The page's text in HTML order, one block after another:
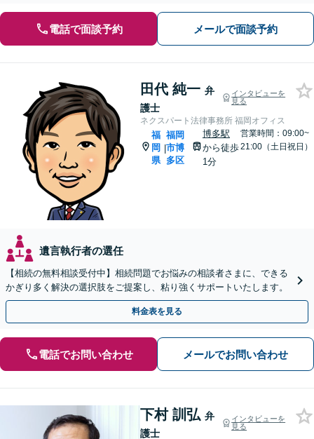
電話で面談予約 メールで面談予約
田代 純一 弁
護士
インタビューを
見る
ネクスパート法律事務所 福岡オフィス
福
岡
県
|
福岡
市博
多区
博多駅
から徒歩
1分
営業時間：09:00~
21:00（土日祝日）
遺言執行者の選任
【相続の無料相談受付中】相続問題でお悩みの相談者さまに、できる
かぎり多く解決の選択肢をご提案し、粘り強くサポートいたします。
料金表を見る
電話でお問い合わせ メールでお問い合わせ
下村 訓弘 弁
護士
インタビューを
見る